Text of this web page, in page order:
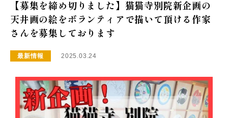
【募集を締め切りました】猫猫寺別院新企画の
天井画の絵をボランティアで描いて頂ける作家
さんを募集しております
最新情報 2025.03.24